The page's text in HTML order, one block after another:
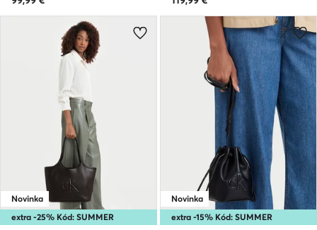
extra -25% Kód: SUMMER
Novinka
extra -15% Kód: SUMMER
Novinka